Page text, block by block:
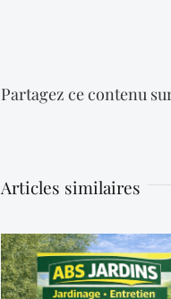
Partagez ce contenu
Articles similaires